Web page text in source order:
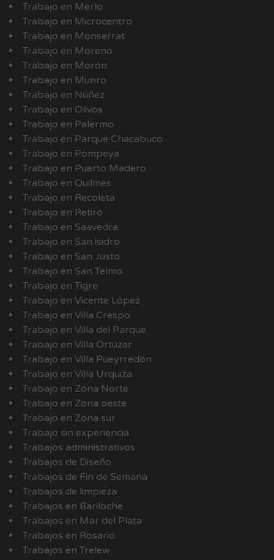
Trabajo en Merlo
Trabajo en Microcentro
Trabajo en Monserrat
Trabajo en Moreno
Trabajo en Morón
Trabajo en Munro
Trabajo en Núñez
Trabajo en Olivos
Trabajo en Palermo
Trabajo en Parque Chacabuco
Trabajo en Pompeya
Trabajo en Puerto Madero
Trabajo en Quilmes
Trabajo en Recoleta
Trabajo en Retiro
Trabajo en Saavedra
Trabajo en San isidro
Trabajo en San Justo
Trabajo en San Telmo
Trabajo en Tigre
Trabajo en Vicente López
Trabajo en Villa Crespo
Trabajo en Villa del Parque
Trabajo en Villa Ortúzar
Trabajo en Villa Pueyrredón
Trabajo en Villa Urquiza
Trabajo en Zona Norte
Trabajo en Zona oeste
Trabajo en Zona sur
Trabajo sin experiencia
Trabajos administrativos
Trabajos de Diseño
Trabajos de Fin de Semana
Trabajos de limpieza
Trabajos en Bariloche
Trabajos en Mar del Plata
Trabajos en Rosario
Trabajos en Trelew